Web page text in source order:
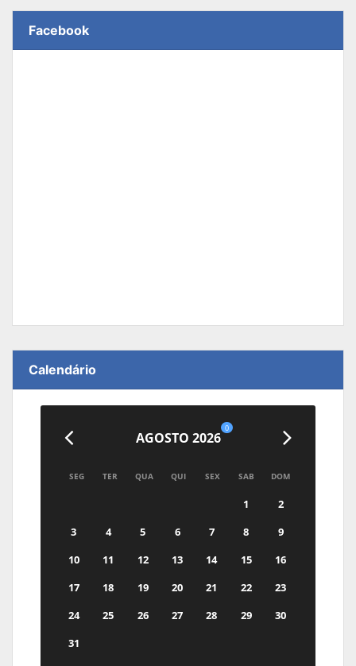
Facebook
Calendário
AGOSTO 2026
0
SEG TER QUA QUI SEX SAB DOM
1
2
3
4 5 6 7 8
9
10
11 12 13 14 15
16
17
18 19 20 21 22
23
24
25 26 27 28 29
30
31